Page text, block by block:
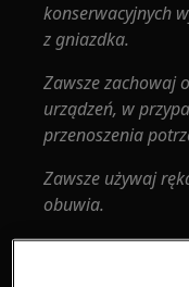
konserwacyjnych
z gniazdka.
Zawsze zachowaj
urządzeń, w
przenoszenia
Zawsze używaj
obuwia.
Należy pamiętać,
naprawa